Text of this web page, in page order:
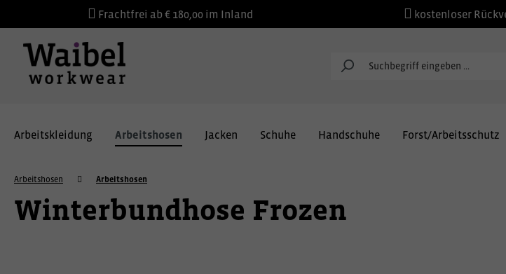
Frachtfrei ab € 180,00 im Inland kostenloser
Arbeitskleidung Arbeitshosen Jacken Schuhe Handschuhe Forst/Arbeitsschutz
Arbeitshosen Arbeitshosen
Winterbundhose Frozen